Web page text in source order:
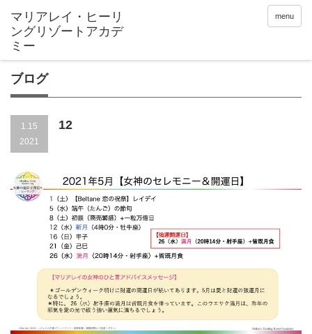
menu
ブログ
1.15
2021
12